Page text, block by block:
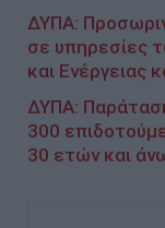
ΔΥΠΑ:
σε υπηρεσίες
και Ενέργειας
ΔΥΠΑ:
300
30 ετών και